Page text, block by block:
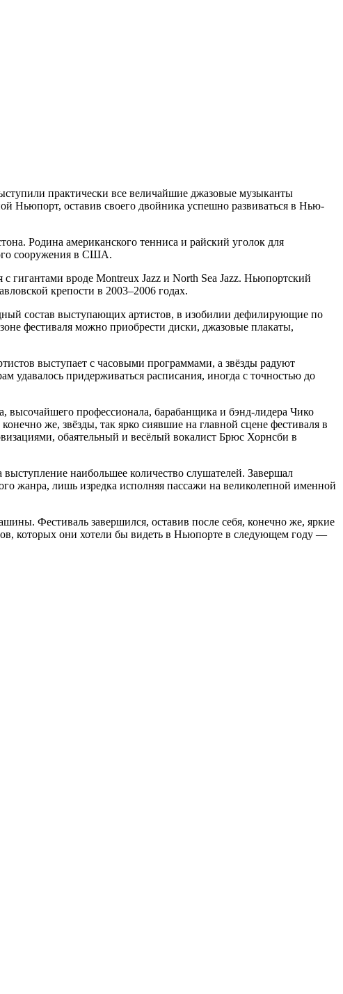
практически все величайшие джазовые музыканты
Ньюпорт, оставив своего двойника успешно развиваться в Нью-
Родина американского тенниса и райский уголок для
сооружения в США.
вроде Montreux Jazz и North Sea Jazz. Ньюпортский
крепости в 2003–2006 годах.
состав выступающих артистов, в изобилии дефилирующие по
фестиваля можно приобрести диски, джазовые плакаты,
выступает с часовыми программами, а звёзды радуют
удавалось придерживаться расписания, иногда с точностью до
высочайшего профессионала, барабанщика и бэнд-лидера Чико
же, звёзды, так ярко сиявшие на главной сцене фестиваля в
обаятельный и весёлый вокалист Брюс Хорнсби в
наибольшее количество слушателей. Завершал
жанра, лишь изредка исполняя пассажи на великолепной именной
Фестиваль завершился, оставив после себя, конечно же, яркие
которых они хотели бы видеть в Ньюпорте в следующем году —